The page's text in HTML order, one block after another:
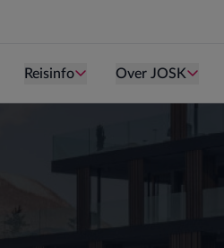
te zijn.
Persoon is te oud kind te zijn.
Reisinfo Persoon is te oud
Over JOSK